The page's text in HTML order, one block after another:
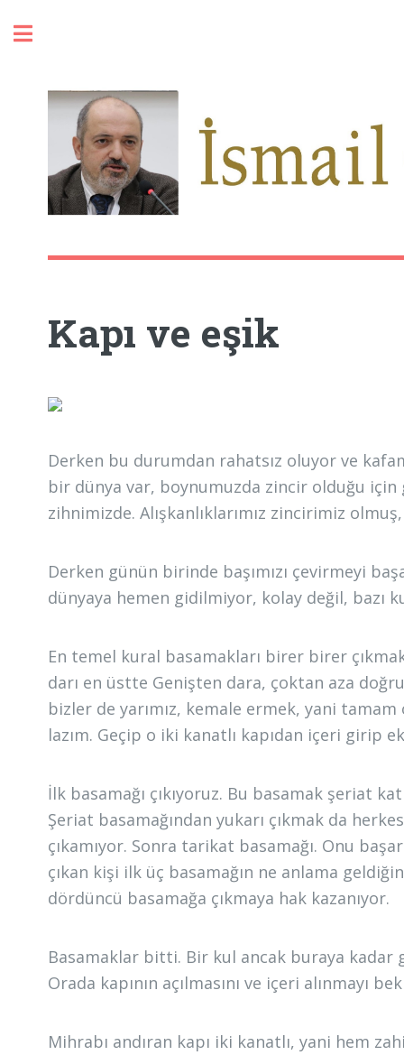
Kapı ve eşik
Derken bu durumdan rahatsız oluyor ve
bir dünya var, boynumuzda zincir olduğu
zihnimizde. Alışkanlıklarımız zincirimiz
Derken günün birinde başımızı çevirmeyi
dünyaya hemen gidilmiyor, kolay değil, bazı
En temel kural basamakları birer birer
darı en üstte Genişten dara, çoktan aza
bizler de yarımız, kemale ermek, yani
lazım. Geçip o iki kanatlı kapıdan içeri girip
İlk basamağı çıkıyoruz. Bu basamak şeriat
Şeriat basamağından yukarı çıkmak da
çıkamıyor. Sonra tarikat basamağı. Onu
çıkan kişi ilk üç basamağın ne anlama
dördüncü basamağa çıkmaya hak kazanıyor.
Basamaklar bitti. Bir kul ancak buraya
Orada kapının açılmasını ve içeri alınmayı
Mihrabı andıran kapı iki kanatlı, yani hem